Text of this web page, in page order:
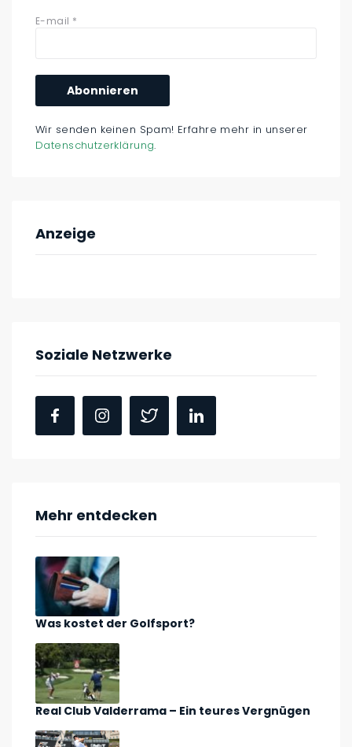
E-mail *
Wir senden keinen Spam! Erfahre mehr in unserer
Datenschutzerklärung.
Anzeige
Soziale Netzwerke
Mehr entdecken
Was kostet der Golfsport?
Real Club Valderrama – Ein teures Vergnügen